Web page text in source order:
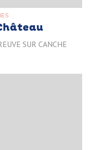
SUR CANCHE